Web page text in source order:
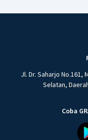
Jl. Dr. Saharjo
Selatan,
Coba